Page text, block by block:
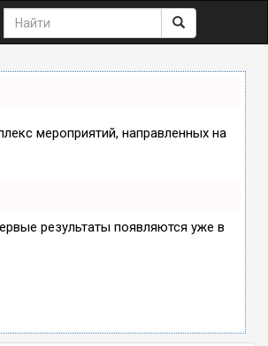
мероприятий, направленных на
результаты появляются уже в